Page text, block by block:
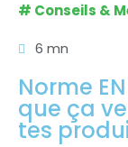
# Conseils &
6 mn
Norme
que ça
tes